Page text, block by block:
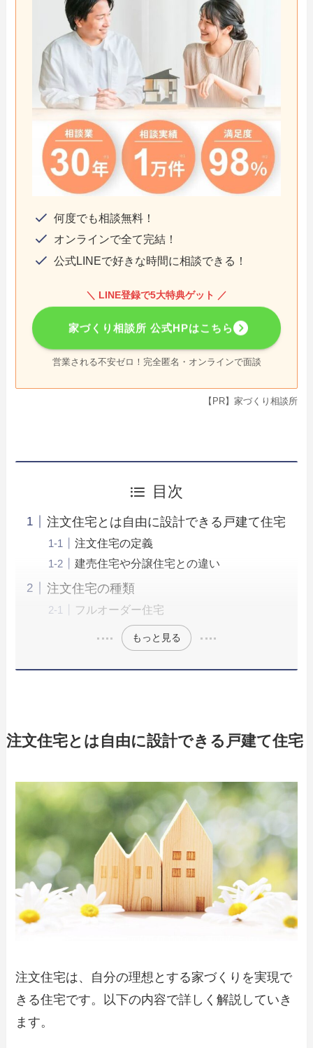
何度でも相談無料！
オンラインで全て完結！
公式LINEで好きな時間に相談できる！
＼ LINE登録で5大特典ゲット ／
家づくり相談所 公式HPはこちら
営業される不安ゼロ！完全匿名・オンラインで面談
【PR】家づくり相談所
目次
注文住宅とは自由に設計できる戸建て住宅
注文住宅の定義
建売住宅や分譲住宅との違い
注文住宅の種類
フルオーダー住宅
もっと見る
注文住宅とは自由に設計できる戸建て住宅
注文住宅は、自分の理想とする家づくりを実現で
きる住宅です。以下の内容で詳しく解説していき
ます。